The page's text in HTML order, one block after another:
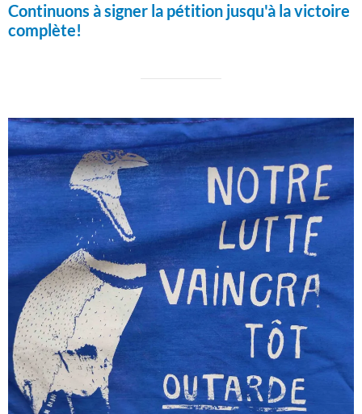
Continuons à signer la pétition jusqu'à la victoire
complète!